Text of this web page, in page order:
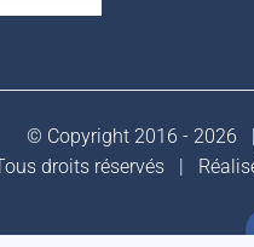
© Copyright 2016 - 2026
droits réservés |